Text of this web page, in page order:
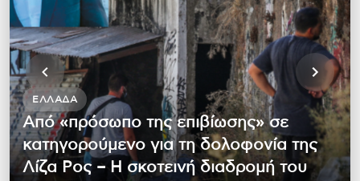
ΕΛΛΆΔΑ
Από «πρόσωπο της επιβίωσης» σε
κατηγορούμενο για τη δολοφονία της
Λίζα Ρος – Η σκοτεινή διαδρομή του